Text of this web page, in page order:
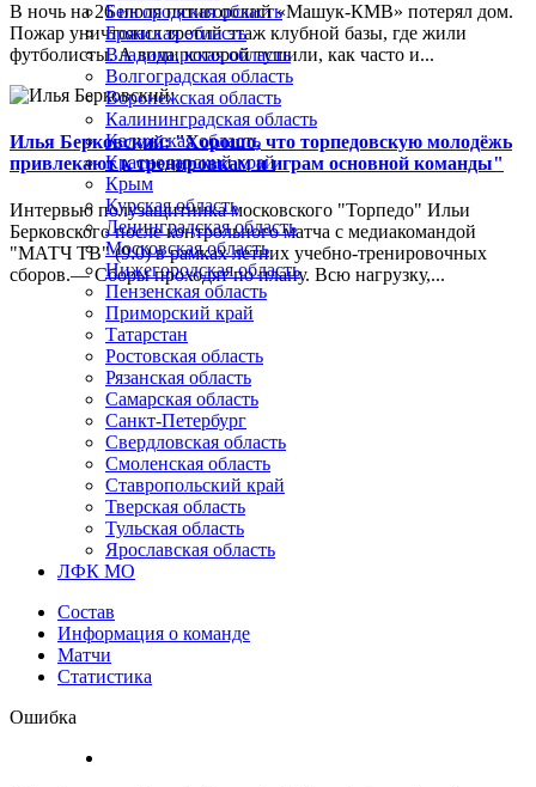
В ночь на 26 июля пятигорский «Машук-КМВ» потерял дом.
Пожар уничтожил третий этаж клубной базы, где жили
футболисты. А вода, которой тушили, как часто и...
Илья Берковский: "Хорошо, что торпедовскую молодёжь
привлекают к тренировкам и играм основной команды"
Интервью полузащитника московского "Торпедо" Ильи
Берковского после контрольного матча с медиакомандой
"МАТЧ ТВ" (9:0) в рамках летних учебно-тренировочных
сборов.— Сборы проходят по плану. Всю нагрузку,...
Белгородская область
Брянская область
Владимирская область
Волгоградская область
Воронежская область
Калининградская область
Калужская область
Краснодарский край
Крым
Курская область
Ленинградская область
Московская область
Нижегородская область
Пензенская область
Приморский край
Татарстан
Ростовская область
Рязанская область
Самарская область
Санкт-Петербург
Свердловская область
Смоленская область
Ставропольский край
Тверская область
Тульская область
Ярославская область
ЛФК МО
Состав
Информация о команде
Матчи
Статистика
Ошибка